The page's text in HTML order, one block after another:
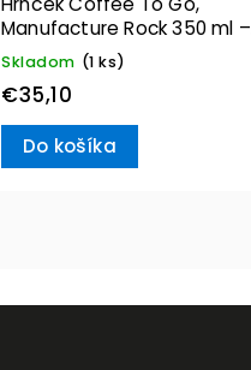
Manufacture Rock 350 ml –
Villeroy & Boch
Skladom (1 ks)
€35,10
Do košíka